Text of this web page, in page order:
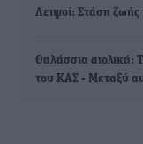
Λειψοί: Στάση
Θαλάσσια αιολικά:
του ΚΑΣ - Μεταξύ